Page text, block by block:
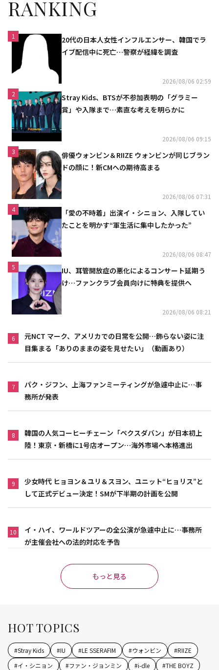
RANKING
1
20代の日本人女性インフルエンサー、韓国でラ
イブ配信中に死亡…警察が経緯を調査
2026/08/06 02:59
2
Stray Kids、BTSが不参加表明の「グラミー
賞」や入隊まで…素直な考えを明らかに
2026/08/06 09:15
3
俳優ウォンビン＆RIIZE ウォンビンが同じブラン
ドの顔に！新CMへの期待高まる
2026/08/06 07:31
4
「愛の不時着」出演イ・シニョン、入隊してい
たことを明かす“軍生活に集中したかった”
2026/08/06 08:47
5
IU、耳管開放症の悪化によるコンサート延期う
け…ファンクラブ会員向けに特典を提供へ
2026/08/06 08:21
6
元NCT マーク、アメリカでの日常を公開…飾らない姿に注
目集まる「ありのままの姿を見せたい」（動画あり）
7
パク・ジフン、上海ファンミーティングが急遽中止に…事
務所が発表
8
韓国の人気コーヒーチェーン「ペクスダバン」が日本初上
陸！東京・新橋に1号店オープン…海外市場へ本格進出
9
少女時代 ヒョヨン＆ユリ＆スヨン、ユニット“ヒョリス”と
して正式デビュー決定！SMが下半期の計画を公開
10
イ・ハイ、ワールドツアーの全公演が急遽中止に…事務所
が主催会社への法的対応を予告
もっと見る
HOT TOPICS
#Stray Kids #IU #LE SSERAFIM #ウォンビン #RIIZE
#イ・シニョン #ファン・ジョンミン #i-dle #THE BOYZ